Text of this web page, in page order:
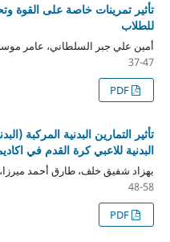
تأثير تمرينات خاصة على القوة
للطلاب
أمين علي جبر السلطاني، عامر
37-47
PDF
تأثير التمارين البدنية المركبة
البدنية للاعبي كرة القدم في
بهزاد شفيق خلف، طارق أحمد
48-58
PDF